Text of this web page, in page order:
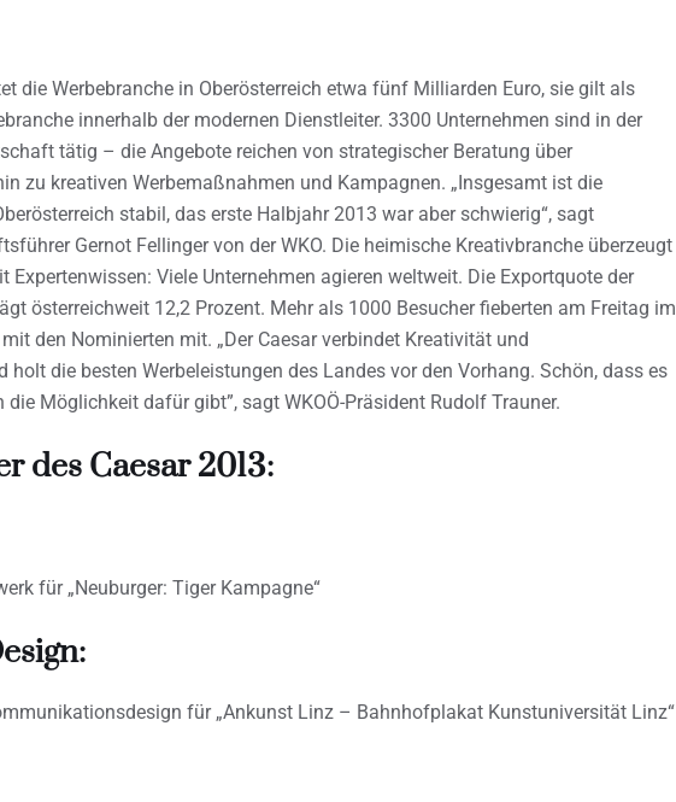
die Werbebranche in Oberösterreich etwa fünf Milliarden Euro, sie gilt als
innerhalb der modernen Dienstleiter. 3300 Unternehmen sind in der
tätig – die Angebote reichen von strategischer Beratung über
zu kreativen Werbemaßnahmen und Kampagnen. „Insgesamt ist die
stabil, das erste Halbjahr 2013 war aber schwierig“, sagt
Gernot Fellinger von der WKO. Die heimische Kreativbranche überzeugt
Expertenwissen: Viele Unternehmen agieren weltweit. Die Exportquote der
österreichweit 12,2 Prozent. Mehr als 1000 Besucher fieberten am Freitag im
den Nominierten mit. „Der Caesar verbindet Kreativität und
die besten Werbeleistungen des Landes vor den Vorhang. Schön, dass es
die Möglichkeit dafür gibt”, sagt WKOÖ-Präsident Rudolf Trauner.
des Caesar 2013:
für „Neuburger: Tiger Kampagne“
für „Ankunst Linz – Bahnhofplakat Kunstuniversität Linz“